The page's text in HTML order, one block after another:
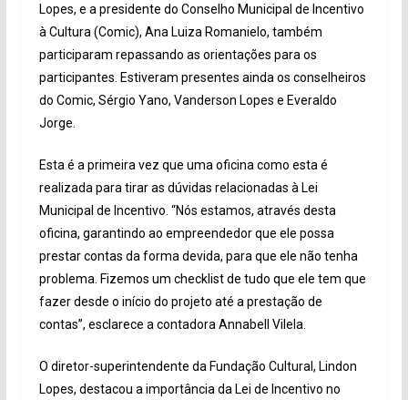
Lopes, e a presidente do Conselho Municipal de Incentivo
à Cultura (Comic), Ana Luiza Romanielo, também
participaram repassando as orientações para os
participantes. Estiveram presentes ainda os conselheiros
do Comic, Sérgio Yano, Vanderson Lopes e Everaldo
Jorge.
Esta é a primeira vez que uma oficina como esta é
realizada para tirar as dúvidas relacionadas à Lei
Municipal de Incentivo. “Nós estamos, através desta
oficina, garantindo ao empreendedor que ele possa
prestar contas da forma devida, para que ele não tenha
problema. Fizemos um checklist de tudo que ele tem que
fazer desde o início do projeto até a prestação de
contas”, esclarece a contadora Annabell Vilela.
O diretor-superintendente da Fundação Cultural, Lindon
Lopes, destacou a importância da Lei de Incentivo no